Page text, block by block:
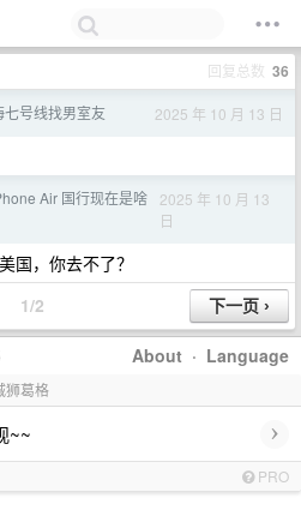
回复总数 36
七号线找男室友 2025 年 10 月 13 日
Air 国行现在是啥
2025 年 10 月 13
日
国，你去不了？
1/2
About · Language
狮葛格
~~ ›
PRO